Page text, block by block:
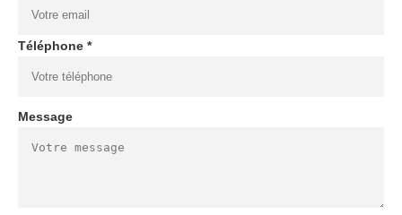
Téléphone *
Message